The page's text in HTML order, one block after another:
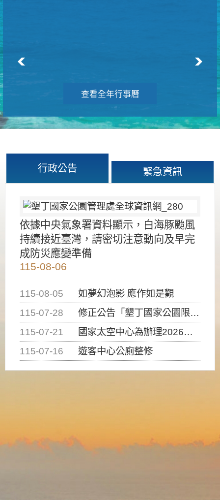
查看全年行事曆
行政公告 緊急資訊
依據中央氣象署資料顯示，白海豚颱風
持續接近臺灣，請密切注意動向及早完
成防災應變準備
115-08-06
115-08-05
如夢幻泡影 應作如是觀
115-07-28
修正公告「墾丁國家公園限制水域遊憩活動之種類、範圍、時間及行為」，自即日生效。
115-07-21
國家太空中心為辦理2026台灣盃火箭競賽，陸、海、空域警戒及協調相關事宜，因颱風備案事宜
115-07-16
遊客中心公廁整修